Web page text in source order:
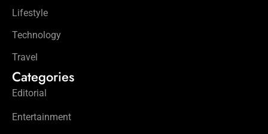
Lifestyle
Technology
Travel
Categories
Editorial
Entertainment